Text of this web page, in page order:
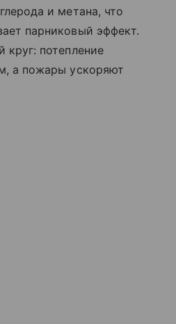
и метана, что
парниковый эффект.
круг: потепление
а пожары ускоряют